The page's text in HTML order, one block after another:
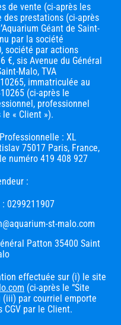
de vente (ci-après les
des prestations (ci-après
Géant de Saint-
par la société
société par actions
€, sis Avenue du Général
Malo, TVA
immatriculée au
(ci-après le
professionnel
« Client »).
: XL
75017 Paris, France,
numéro 419 408 927
:
0299211907
st-malo.com
Patton 35400 Saint
effectuée sur (i) le site
(ci-après le “Site
(iii) par courriel emporte
CGV par le Client.